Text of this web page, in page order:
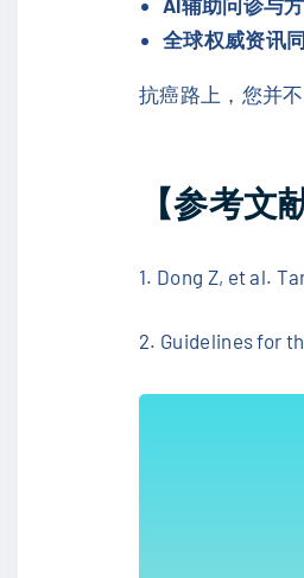
全球权威资讯
抗癌路上，您并
【参考文
1. Dong Z, et al.
2. Guidelines for